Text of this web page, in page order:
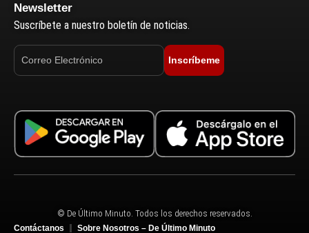
Newsletter
Suscríbete a nuestro boletín de noticias.
Inscríbeme
© De Último Minuto. Todos los derechos reservados.
Contáctanos Sobre Nosotros – De Último Minuto